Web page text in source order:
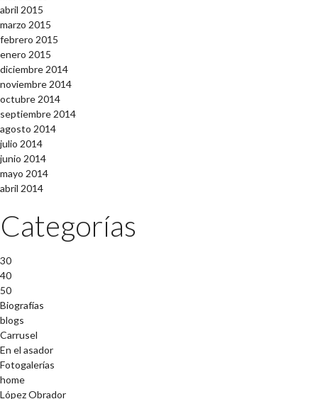
abril 2015
marzo 2015
febrero 2015
enero 2015
diciembre 2014
noviembre 2014
octubre 2014
septiembre 2014
agosto 2014
julio 2014
junio 2014
mayo 2014
abril 2014
Categorías
30
40
50
Biografías
blogs
Carrusel
En el asador
Fotogalerías
home
López Obrador